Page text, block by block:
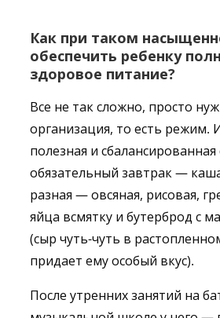
Как при таком
обеспечить ребенку
здоровое питание?
Все не так сложно, просто
организация, то есть режим.
полезная и
обязательный завтрак —
разная — овсяная, рисовая,
яйца всмятку и бутерброд с
(сыр чуть-чуть в
придает ему особый вкус).
После утренних занятий на